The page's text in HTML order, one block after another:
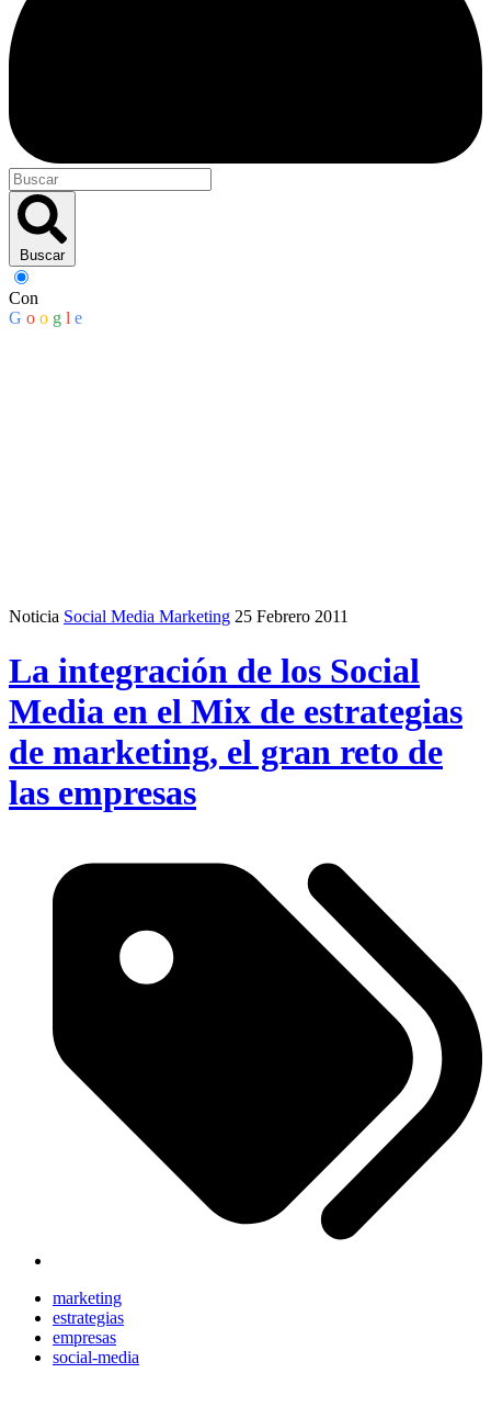
Buscar
Con
G o o g l e
Noticia Social Media Marketing 25 Febrero 2011
La integración de los Social
Media en el Mix de estrategias
de marketing, el gran reto de
las empresas
marketing
estrategias
empresas
social-media